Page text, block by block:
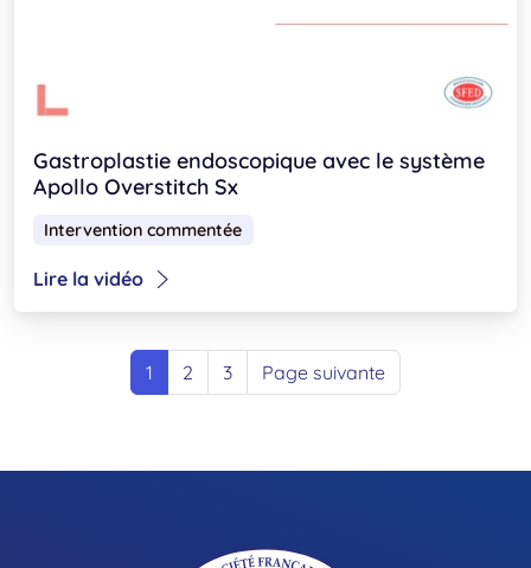
Gastroplastie endoscopique avec le système
Apollo Overstitch Sx
Intervention commentée
Lire la vidéo
1 2 3 Page suivante